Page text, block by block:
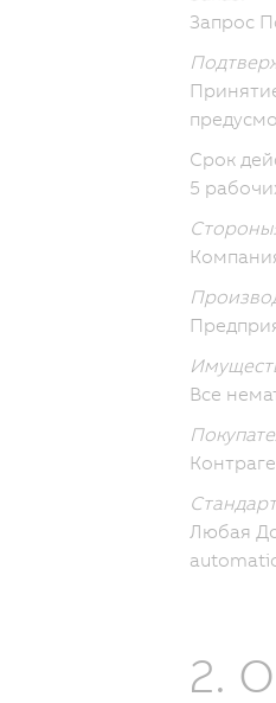
Запрос
Срок
5
Стороны:
Все
Любая
2.